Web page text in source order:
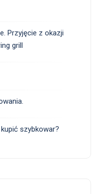
Przyjęcie z okazji
grill
szybkowar?